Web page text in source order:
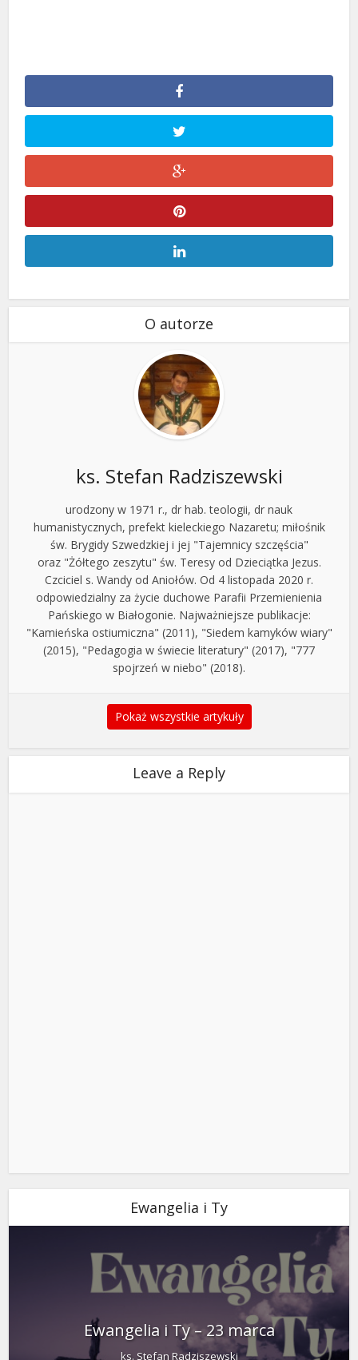
O autorze
ks. Stefan Radziszewski
urodzony w 1971 r., dr hab. teologii, dr nauk
humanistycznych, prefekt kieleckiego Nazaretu; miłośnik
św. Brygidy Szwedzkiej i jej "Tajemnicy szczęścia"
oraz "Żółtego zeszytu" św. Teresy od Dzieciątka Jezus.
Czciciel s. Wandy od Aniołów. Od 4 listopada 2020 r.
odpowiedzialny za życie duchowe Parafii Przemienienia
Pańskiego w Białogonie. Najważniejsze publikacje:
"Kamieńska ostiumiczna" (2011), "Siedem kamyków wiary"
(2015), "Pedagogia w świecie literatury" (2017), "777
spojrzeń w niebo" (2018).
Pokaż wszystkie artykuły
Leave a Reply
Ewangelia i Ty
Ewangelia i Ty – 23 marca
ks. Stefan Radziszewski